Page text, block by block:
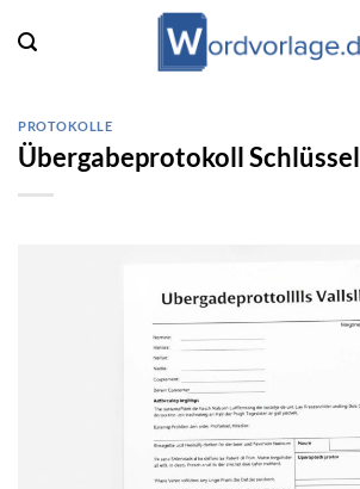
Inhalt
PROTOKOLLE
Übergabeprotokoll Schlüssel